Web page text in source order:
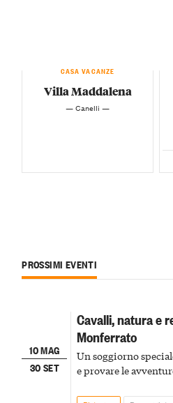
CASA VACANZE
Villa Maddalena
— Canelli —
PROSSIMI EVENTI
10 MAG
30 SET
Cavalli, natura e
Monferrato
Un soggiorno
e provare le